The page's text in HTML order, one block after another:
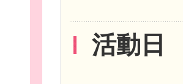
活動日